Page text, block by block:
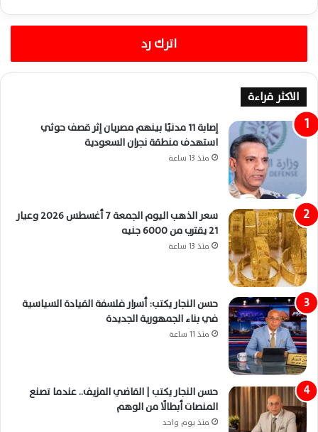
اترك رد
الاكثر قراءة
إصابة 11 مدنيًا بينهم مصريان إثر قصف حوثي
استهدف منطقة نجران السعودية
منذ 13 ساعة
سعر الذهب اليوم الجمعة 7 أغسطس 2026 وعيار
21 يقترب من 6000 جنيه
منذ 13 ساعة
حسن النجار يكتب: أسرار فلسفة القيادة السياسية
في بناء الجمهورية الجديدة
منذ 11 ساعة
حسن النجار يكتب | القاضي المزيف.. عندما تصنع
المنصات أبطالًا من الوهم
منذ يوم واحد